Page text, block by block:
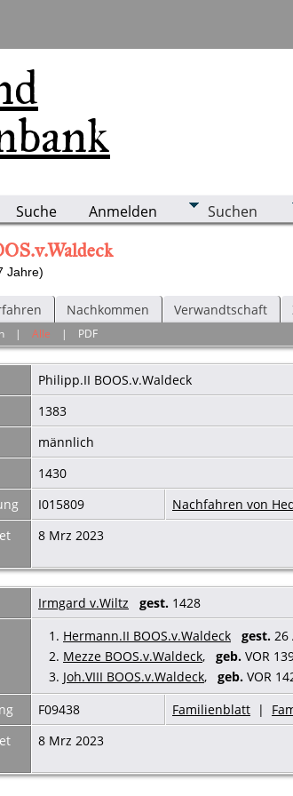
Suche Anmelden Suchen
Jahre)
Nachkommen Verwandtschaft
|Alle | PDF
Philipp.II BOOS.v.Waldeck
1383
männlich
1430
I015809
Nachfahren von
8 Mrz 2023
Irmgard v.Wiltz gest. 1428
1. Hermann.II BOOS.v.Waldeck gest.
2. Mezze BOOS.v.Waldeck, geb. VOR
3. Joh.VIII BOOS.v.Waldeck, geb. VOR
F09438 Familienblatt |
8 Mrz 2023